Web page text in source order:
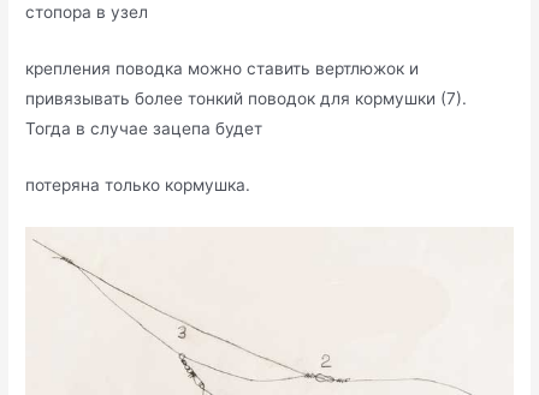
стопора в узел
крепления поводка можно ставить вертлюжок и
привязывать более тонкий поводок для кормушки (7).
Тогда в случае зацепа будет
потеряна только кормушка.